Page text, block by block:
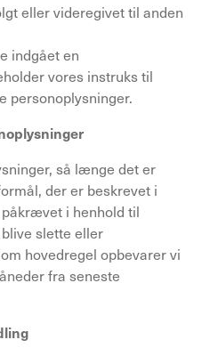
eller videregivet til anden
indgået en
vores instruks til
personoplysninger.
så længe det er
der er beskrevet i
i henhold til
slette eller
hovedregel opbevarer vi
fra seneste